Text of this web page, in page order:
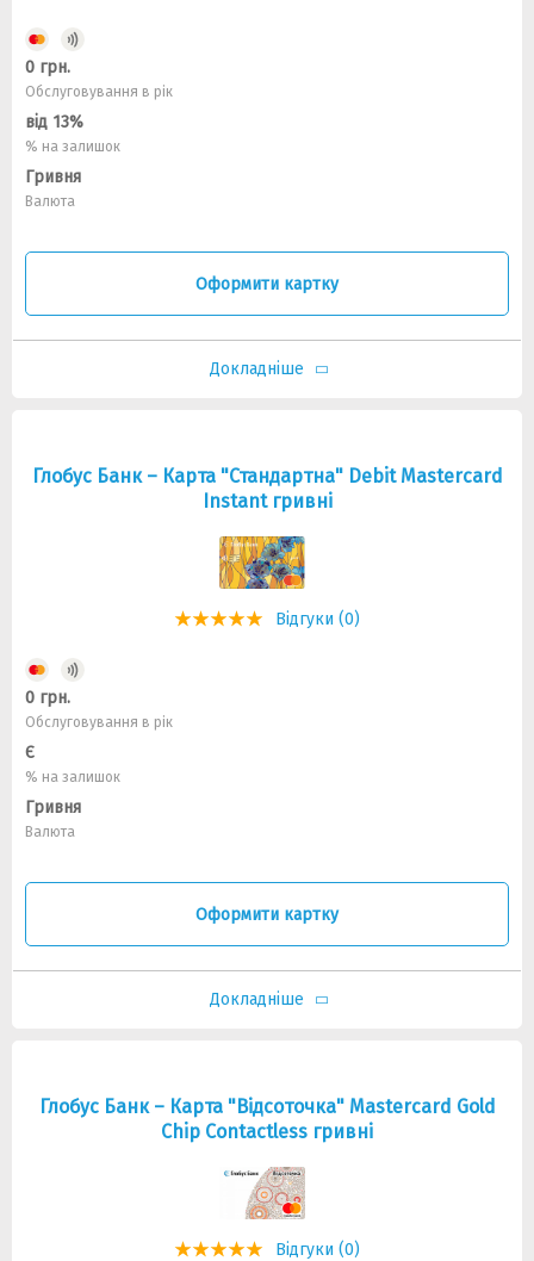
0 грн.
Обслуговування в рік
від 13%
% на залишок
Гривня
Валюта
Оформити картку
Докладніше
Глобус Банк – Карта "Стандартна" Debit Mastercard
Instant гривні
Відгуки (0)
0 грн.
Обслуговування в рік
Є
% на залишок
Гривня
Валюта
Оформити картку
Докладніше
Глобус Банк – Карта "Відсоточка" Mastercard Gold
Chip Contactless гривні
Відгуки (0)